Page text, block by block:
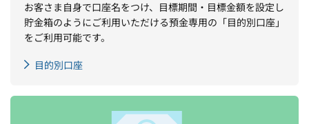
お客さま自身で口座名をつけ、目標期間・目標金額を設定し
貯金箱のようにご利用いただける預金専用の「目的別口座」
をご利用可能です。
目的別口座